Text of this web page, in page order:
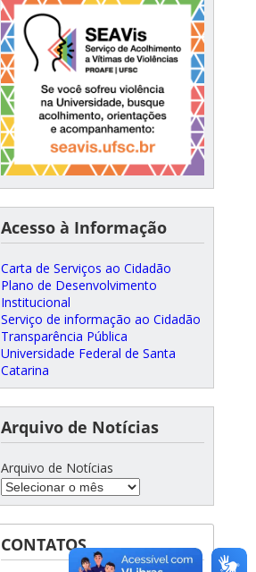
Acesso à Informação
Carta de Serviços ao Cidadão
Plano de Desenvolvimento
Institucional
Serviço de informação ao Cidadão
Transparência Pública
Universidade Federal de Santa
Catarina
Arquivo de Notícias
Arquivo de Notícias
CONTATOS